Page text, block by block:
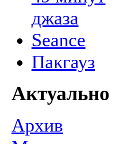
джаза
Seance
Пакгауз
Актуально
Архив